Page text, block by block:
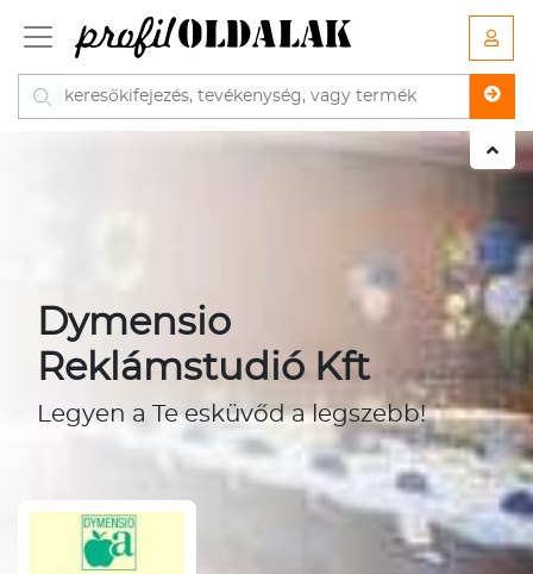
Dymensio
Reklámstudió Kft
Legyen a Te esküvőd a legszebb!